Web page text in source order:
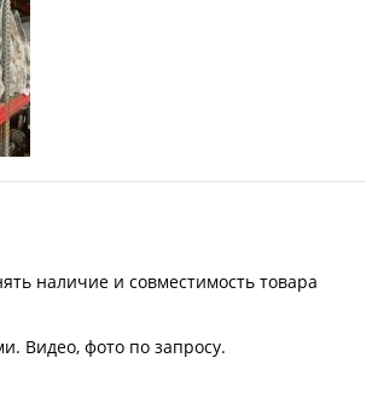
наличие и совместимость товара
Видео, фото по запросу.